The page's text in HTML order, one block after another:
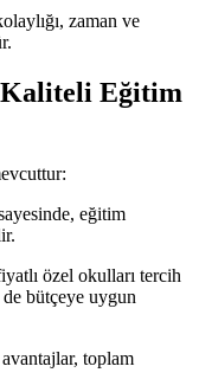
zaman ve
Kaliteli Eğitim
eğitim
özel okulları tercih
bütçeye uygun
toplam